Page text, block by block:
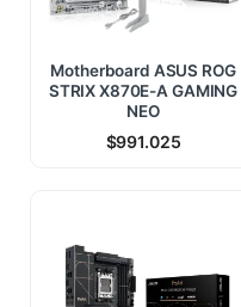
Motherboard ASUS ROG
STRIX X870E-A GAMING
NEO
$991.025